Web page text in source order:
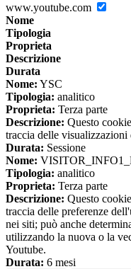
www.youtube.com
Nome
Tipologia
Proprieta
Descrizione
Durata
Nome: YSC
Tipologia: analitico
Proprieta: Terza parte
Descrizione: Questo
traccia delle
Durata: Sessione
Nome:
Tipologia: analitico
Proprieta: Terza parte
Descrizione: Questo
traccia delle preferenze
nei siti; può anche
utilizzando la nuova o la
Youtube.
Durata: 6 mesi